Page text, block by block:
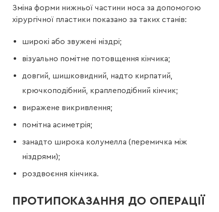
Зміна форми нижньої частини носа за допомогою
хірургічної пластики показано за таких станів:
широкі або звужені ніздрі;
візуально помітне потовщення кінчика;
довгий, шишковидний, надто кирпатий,
крючкоподібний, краплеподібний кінчик;
виражене викривлення;
помітна асиметрія;
занадто широка колумелла (перемичка між
ніздрями);
роздвоєння кінчика.
ПРОТИПОКАЗАННЯ ДО ОПЕРАЦІЇ